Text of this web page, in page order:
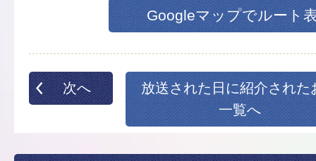
Googleマップでルート
次へ
放送された日に紹介された
一覧へ